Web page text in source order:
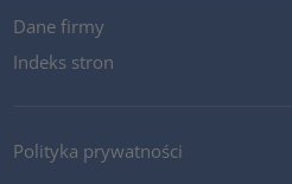
Dane firmy
Indeks stron
Polityka prywatności